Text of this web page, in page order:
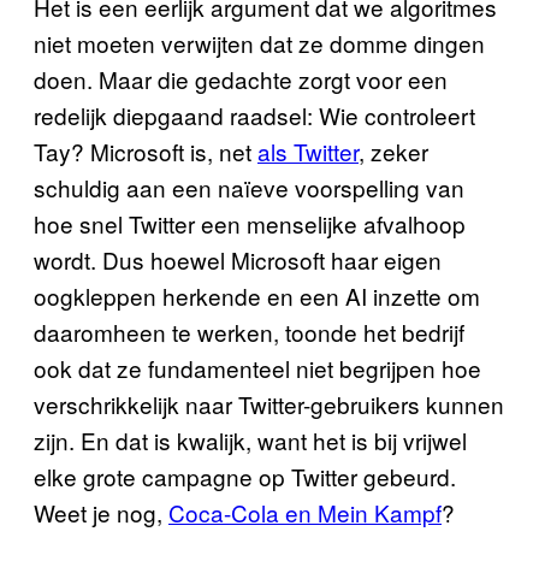
niet moeten verwijten dat ze domme dingen
doen. Maar die gedachte zorgt voor een
redelijk diepgaand raadsel: Wie controleert
Tay? Microsoft is, netals Twitter, zeker
schuldig aan een naïeve voorspelling van
hoe snel Twitter een menselijke afvalhoop
wordt. Dus hoewel Microsoft haar eigen
oogkleppen herkende en een AI inzette om
daaromheen te werken, toonde het bedrijf
ook dat ze fundamenteel niet begrijpen hoe
verschrikkelijk naar Twitter-gebruikers kunnen
zijn. En dat is kwalijk, want het is bij vrijwel
elke grote campagne op Twitter gebeurd.
Weet je nog, Coca-Cola en Mein Kampf?